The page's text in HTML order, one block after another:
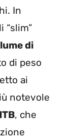
In
“slim”
di
di peso
ai
notevole
, che